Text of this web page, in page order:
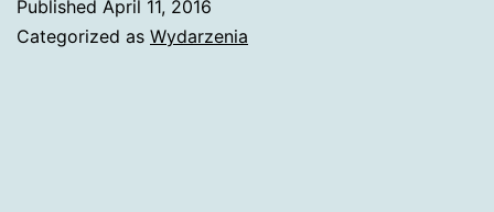
Banku
Published April 11, 2016
Categorized as Wydarzenia